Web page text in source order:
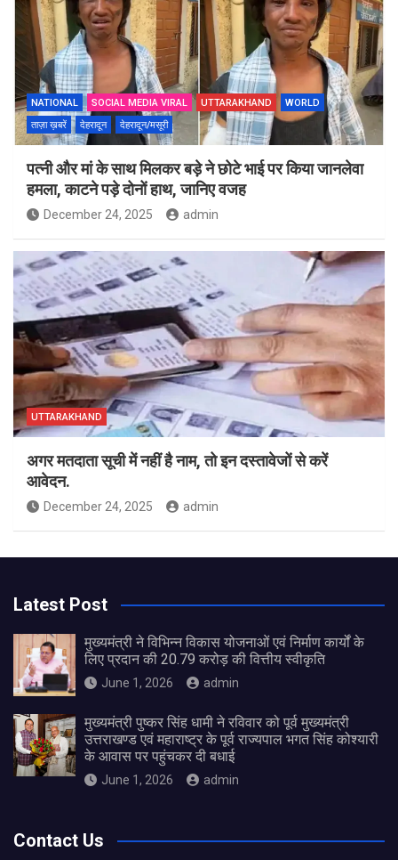
NATIONAL SOCIAL MEDIA VIRAL UTTARAKHAND
WORLD
ताज़ा ख़बरें
देहरादून देहरादून/मसूरी
पत्नी और मां के साथ मिलकर बड़े ने छोटे भाई पर किया जानलेवा
हमला, काटने पड़े दोनों हाथ, जानिए वजह
December 24, 2025 admin
UTTARAKHAND
अगर मतदाता सूची में नहीं है नाम, तो इन दस्तावेजों से करें
आवेदन.
December 24, 2025 admin
Latest Post
मुख्यमंत्री ने विभिन्न विकास योजनाओं एवं निर्माण कार्यों के
लिए प्रदान की 20.79 करोड़ की वित्तीय स्वीकृति
June 1, 2026 admin
मुख्यमंत्री पुष्कर सिंह धामी ने रविवार को पूर्व मुख्यमंत्री
उत्तराखण्ड एवं महाराष्ट्र के पूर्व राज्यपाल भगत सिंह कोश्यारी
के आवास पर पहुंचकर दी बधाई
June 1, 2026 admin
Contact Us